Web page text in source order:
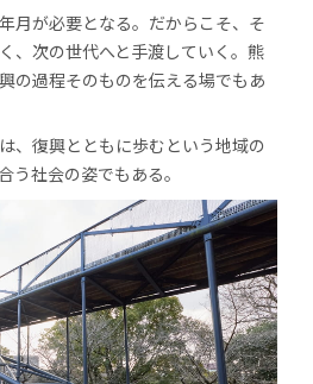
月が必要となる。だからこそ、そ
、次の世代へと手渡していく。熊
の過程そのものを伝える場でもあ
、復興とともに歩むという地域の
う社会の姿でもある。